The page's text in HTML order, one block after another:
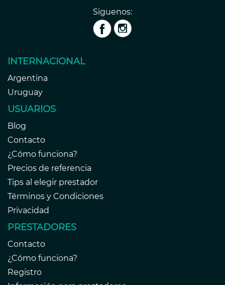
Siguenos:
INTERNACIONAL
Argentina
Uruguay
USUARIOS
Blog
Contacto
¿Cómo funciona?
Precios de referencia
Tips al elegir prestador
Términos y Condiciones
Privacidad
PRESTADORES
Contacto
¿Cómo funciona?
Registro